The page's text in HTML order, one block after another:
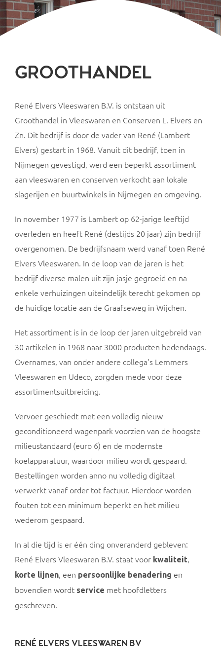
GROOTHANDEL
René Elvers Vleeswaren B.V. is ontstaan uit
Groothandel in Vleeswaren en Conserven L. Elvers en
Zn. Dit bedrijf is door de vader van René (Lambert
Elvers) gestart in 1968. Vanuit dit bedrijf, toen in
Nijmegen gevestigd, werd een beperkt assortiment
aan vleeswaren en conserven verkocht aan lokale
slagerijen en buurtwinkels in Nijmegen en omgeving.
In november 1977 is Lambert op 62-jarige leeftijd
overleden en heeft René (destijds 20 jaar) zijn bedrijf
overgenomen. De bedrijfsnaam werd vanaf toen René
Elvers Vleeswaren. In de loop van de jaren is het
bedrijf diverse malen uit zijn jasje gegroeid en na
enkele verhuizingen uiteindelijk terecht gekomen op
de huidige locatie aan de Graafseweg in Wijchen.
Het assortiment is in de loop der jaren uitgebreid van
30 artikelen in 1968 naar 3000 producten hedendaags.
Overnames, van onder andere collega’s Lemmers
Vleeswaren en Udeco, zorgden mede voor deze
assortimentsuitbreiding.
Vervoer geschiedt met een volledig nieuw
geconditioneerd wagenpark voorzien van de hoogste
milieustandaard (euro 6) en de modernste
koelapparatuur, waardoor milieu wordt gespaard.
Bestellingen worden anno nu volledig digitaal
verwerkt vanaf order tot factuur. Hierdoor worden
fouten tot een minimum beperkt en het milieu
wederom gespaard.
In al die tijd is er één ding onveranderd gebleven:
René Elvers Vleeswaren B.V. staat voor kwaliteit,
korte lijnen, een persoonlijke benadering en
bovendien wordt service met hoofdletters
geschreven.
RENÉ ELVERS VLEESWAREN BV